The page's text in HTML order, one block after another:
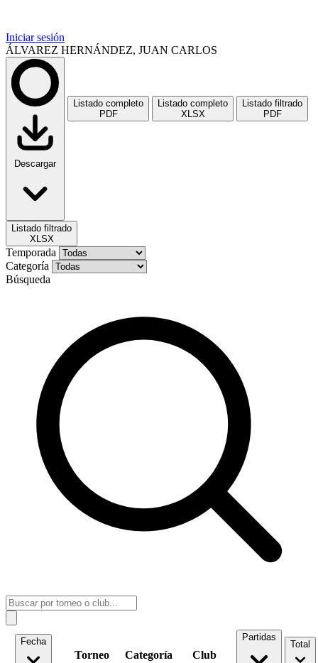
Iniciar sesión
ÁLVAREZ HERNÁNDEZ, JUAN CARLOS
Descargar
Listado completo
PDF
Listado completo
XLSX
Listado filtrado
PDF
Listado filtrado
XLSX
Temporada
Categoría
Búsqueda
Fecha
Torneo Categoría Club
Partidas
Total